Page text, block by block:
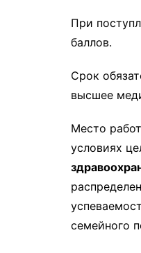
При
баллов.
Срок
высшее
Место
условиях
семейного